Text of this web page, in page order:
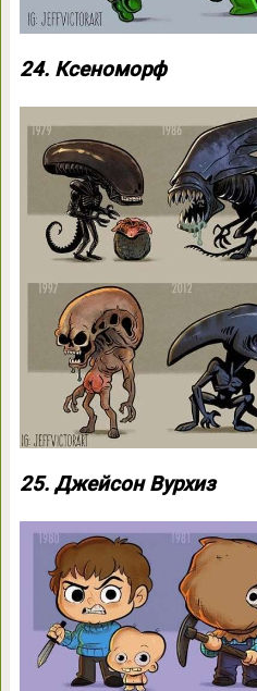
24. Ксеноморф
25. Джейсон Вурхиз